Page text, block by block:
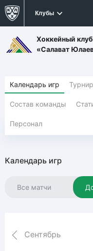
Клубы
Хоккейный клуб
«Салават
Календарь игр
Состав команды
Персонал
Календарь игр
Все матчи
Сентябрь